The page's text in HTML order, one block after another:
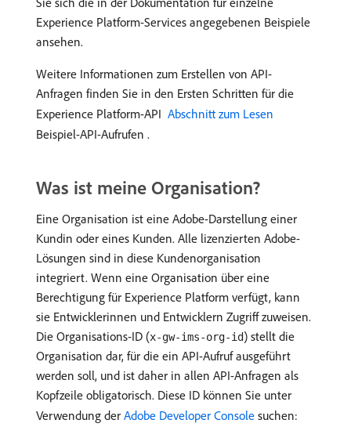
Experience Platform-Services angegebenen Beispiele
ansehen.
Weitere Informationen zum Erstellen von API-
Anfragen finden Sie in den Ersten Schritten für die
Experience Platform-API ​ Abschnitt zum Lesen ​
Beispiel-API-Aufrufen .
Was ist meine Organisation?
Eine Organisation ist eine Adobe-Darstellung einer
Kundin oder eines Kunden. Alle lizenzierten Adobe-
Lösungen sind in diese Kundenorganisation
integriert. Wenn eine Organisation über eine
Berechtigung für Experience Platform verfügt, kann
sie Entwicklerinnen und Entwicklern Zugriff zuweisen.
Die Organisations-ID (x-gw-ims-org-id) stellt die
Organisation dar, für die ein API-Aufruf ausgeführt
werden soll, und ist daher in allen API-Anfragen als
Kopfzeile obligatorisch. Diese ID können Sie unter
Verwendung der Adobe Developer Console suchen: